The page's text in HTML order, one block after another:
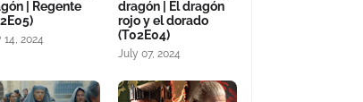
| Regente
14, 2024
dragón | El dragón
rojo y el dorado
(T02E04)
July 07, 2024